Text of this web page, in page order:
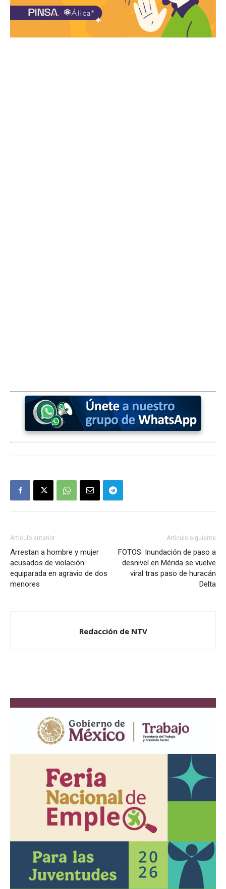
Artículo anterior
Arrestan a hombre y mujer
acusados de violación
equiparada en agravio de dos
menores
Artículo siguiente
FOTOS: Inundación de paso a
desnivel en Mérida se vuelve
viral tras paso de huracán
Delta
Redacción de NTV